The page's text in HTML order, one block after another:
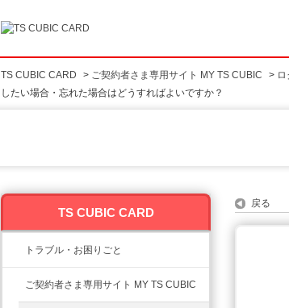
TS CUBIC CARD > ご契約者さま専用サイト MY TS CUBIC >
したい場合・忘れた場合はどうすればよいですか？
TS CUBIC CARD
トラブル・お困りごと
ご契約者さま専用サイト MY TS CUBIC
戻る